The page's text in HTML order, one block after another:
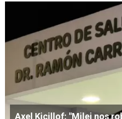
Axel Kicillof: "Milei nos